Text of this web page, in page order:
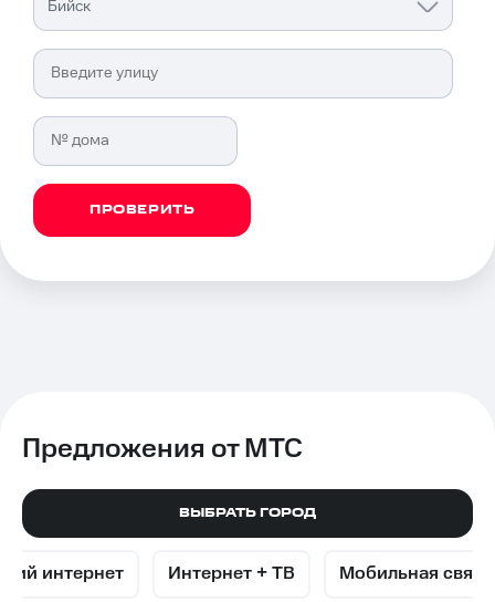
МТС
—
ведущий
в
Бийске
Бийск
ПРОВЕРИТЬ
Предложения от МТС
ВЫБРАТЬ ГОРОД
интернет Интернет + ТВ Мобильная связь